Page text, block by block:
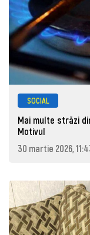
SOCIAL
Mai multe străzi
Motivul
30 martie 2026,